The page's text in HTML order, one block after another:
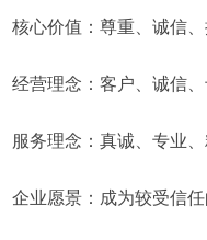
核心价值：尊重、诚信
经营理念：客户、诚信
服务理念：真诚、专业
企业愿景：成为较受信